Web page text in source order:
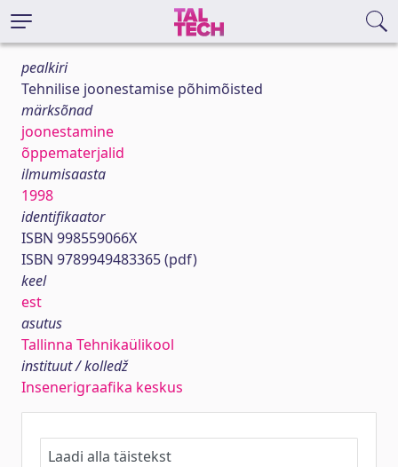
pealkiri
Tehnilise joonestamise põhimõisted
märksõnad
joonestamine
õppematerjalid
ilmumisaasta
1998
identifikaator
ISBN 998559066X
ISBN 9789949483365 (pdf)
keel
est
asutus
Tallinna Tehnikaülikool
instituut / kolledž
Insenerigraafika keskus
Laadi alla täistekst